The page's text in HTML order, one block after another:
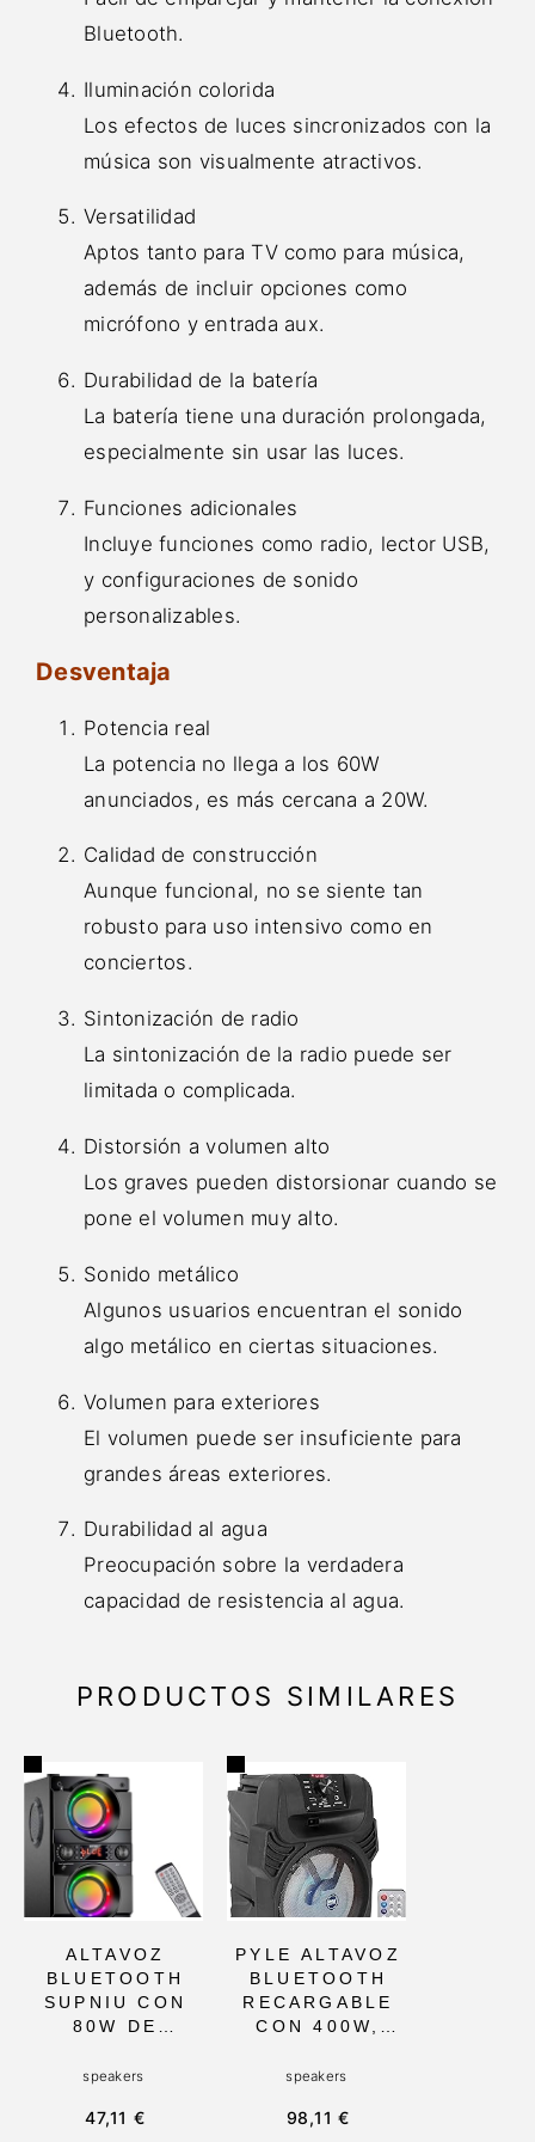
Bluetooth.
Iluminación colorida
Los efectos de luces sincronizados con la
música son visualmente atractivos.
Versatilidad
Aptos tanto para TV como para música,
además de incluir opciones como
micrófono y entrada aux.
Durabilidad de la batería
La batería tiene una duración prolongada,
especialmente sin usar las luces.
Funciones adicionales
Incluye funciones como radio, lector USB,
y configuraciones de sonido
personalizables.
Desventaja
Potencia real
La potencia no llega a los 60W
anunciados, es más cercana a 20W.
Calidad de construcción
Aunque funcional, no se siente tan
robusto para uso intensivo como en
conciertos.
Sintonización de radio
La sintonización de la radio puede ser
limitada o complicada.
Distorsión a volumen alto
Los graves pueden distorsionar cuando se
pone el volumen muy alto.
Sonido metálico
Algunos usuarios encuentran el sonido
algo metálico en ciertas situaciones.
Volumen para exteriores
El volumen puede ser insuficiente para
grandes áreas exteriores.
Durabilidad al agua
Preocupación sobre la verdadera
capacidad de resistencia al agua.
PRODUCTOS SIMILARES
ALTAVOZ
BLUETOOTH
SUPNIU CON
80W DE
LUCES LED
S, TWEETER
speakers
47,11 €
PYLE ALTAVOZ
BLUETOOTH
RECARGABLE
CON 400W,
DE 8,
1, LUCES DE
speakers
98,11 €